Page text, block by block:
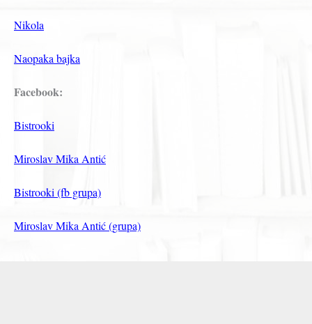
Nikola
Naopaka bajka
Facebook:
Bistrooki
Miroslav Mika Antić
Bistrooki (fb grupa)
Miroslav Mika Antić (grupa)